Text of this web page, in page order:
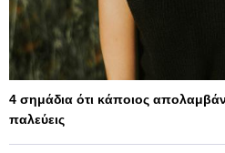
4 σημάδια ότι κάποιος
παλεύεις